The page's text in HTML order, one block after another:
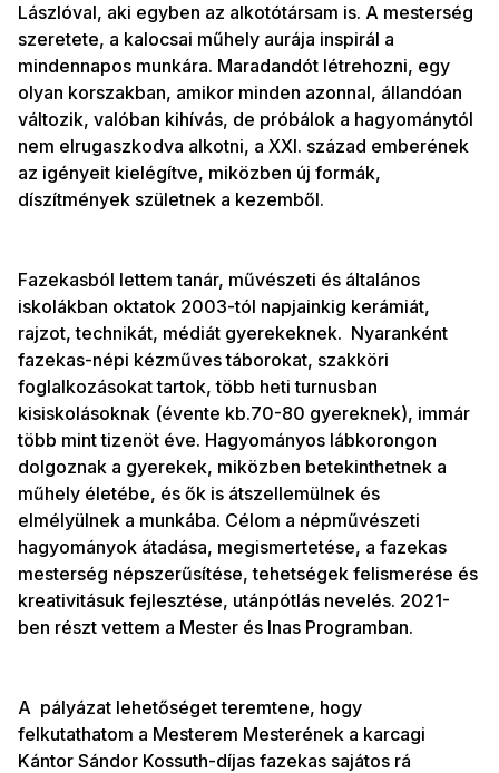
Lászlóval, aki egyben az alkotótársam is. A mesterség
szeretete, a kalocsai műhely aurája inspirál a
mindennapos munkára. Maradandót létrehozni, egy
olyan korszakban, amikor minden azonnal, állandóan
változik, valóban kihívás, de próbálok a hagyománytól
nem elrugaszkodva alkotni, a XXI. század emberének
az igényeit kielégítve, miközben új formák,
díszítmények születnek a kezemből.
Fazekasból lettem tanár, művészeti és általános
iskolákban oktatok 2003-tól napjainkig kerámiát,
rajzot, technikát, médiát gyerekeknek. Nyaranként
fazekas-népi kézműves táborokat, szakköri
foglalkozásokat tartok, több heti turnusban
kisiskolásoknak (évente kb.70-80 gyereknek), immár
több mint tizenöt éve. Hagyományos lábkorongon
dolgoznak a gyerekek, miközben betekinthetnek a
műhely életébe, és ők is átszellemülnek és
elmélyülnek a munkába. Célom a népművészeti
hagyományok átadása, megismertetése, a fazekas
mesterség népszerűsítése, tehetségek felismerése és
kreativitásuk fejlesztése, utánpótlás nevelés. 2021-
ben részt vettem a Mester és Inas Programban.
A pályázat lehetőséget teremtene, hogy
felkutathatom a Mesterem Mesterének a karcagi
Kántor Sándor Kossuth-díjas fazekas sajátos rá